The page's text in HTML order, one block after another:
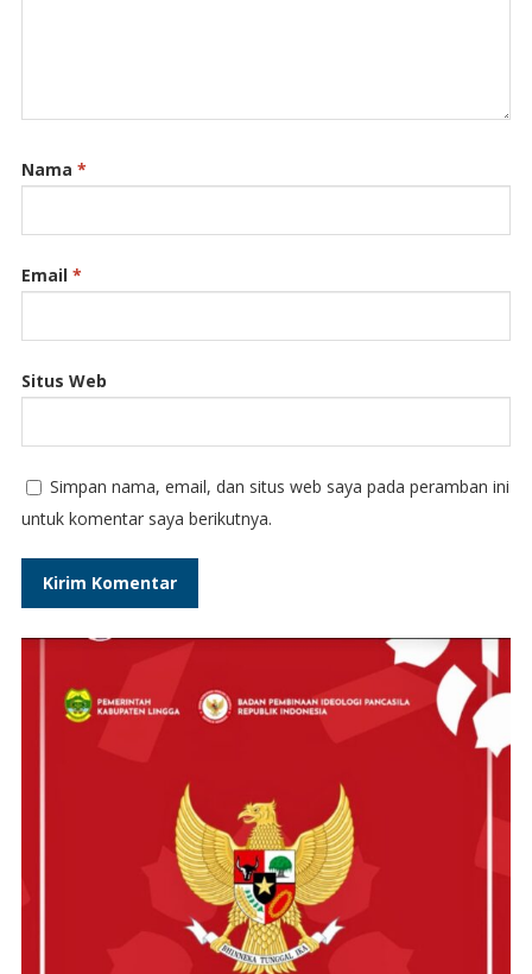
Nama *
Email *
Situs Web
Simpan nama, email, dan situs web saya pada peramban ini
untuk komentar saya berikutnya.